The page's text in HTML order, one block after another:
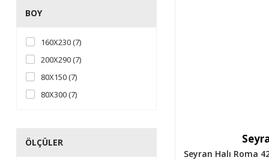
200x300 (24)
400 Cm (11)
150 Cm (6)
BOY
160X230 (7)
200X290 (7)
80X150 (7)
80X300 (7)
ÖLÇÜLER
Seyran Halı Roma